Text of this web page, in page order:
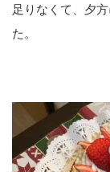
足りなくて、夕
た。